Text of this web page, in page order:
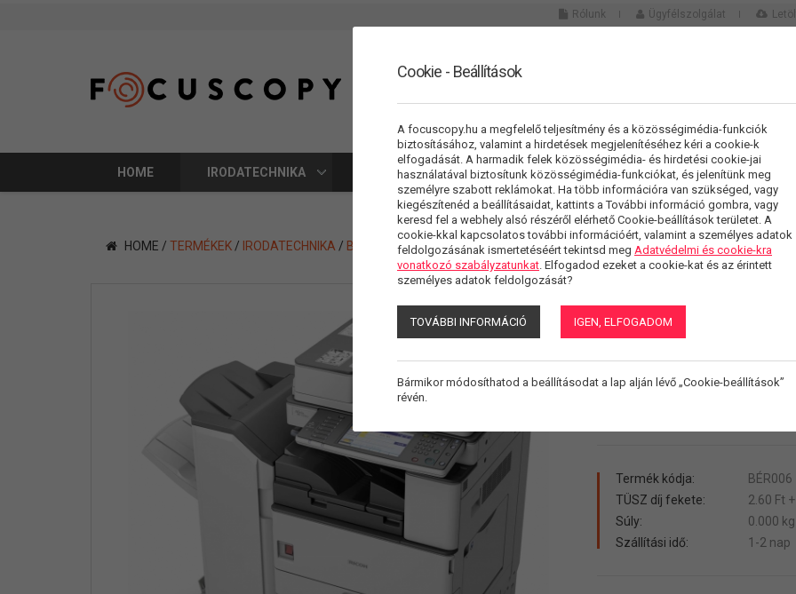
Rólunk Ügyfélszolgálat
HOME IRODATECHNIKA SZOLGÁLTATÁSOK HÍREK KAPCSOLAT
HOME / TERMÉKEK / IRODATECHNIKA / BÉRELHETŐ GÉPEK/RICOH MP 2852SP
RICOH MP
Termék kódja:
BÉR006
TÜSZ díj fekete:
2.60 Ft
Súly:
0.000 kg
Szállítási idő:
1-2 nap
Cookie - Beállítások
A focuscopy.hu a megfelelő teljesítmény és a közösségimédia-funkciók
biztosításához, valamint a hirdetések megjelenítéséhez kéri a cookie-k
elfogadását. A harmadik felek közösségimédia- és hirdetési cookie-jai
használatával biztosítunk közösségimédia-funkciókat, és jelenítünk meg
személyre szabott reklámokat. Ha több információra van szükséged, vagy
kiegészítenéd a beállításaidat, kattints a További információ gombra, vagy
keresd fel a webhely alsó részéről elérhető Cookie-beállítások területet. A
cookie-kkal kapcsolatos további információért, valamint a személyes adatok
feldolgozásának ismertetéséért tekintsd meg Adatvédelmi és cookie-kra
vonatkozó szabályzatunkat. Elfogadod ezeket a cookie-kat és az érintett
személyes adatok feldolgozását?
TOVÁBBI INFORMÁCIÓ IGEN, ELFOGADOM
Bármikor módosíthatod a beállításodat a lap alján lévő „Cookie-beállítások”
révén.